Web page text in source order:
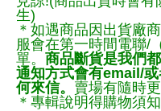
生)
＊如遇商品因出貨廠
服會在第一時間電聯/
單。 商品斷貨是我們
通知方式會有email/
何來信。 賣場有隨時
＊專輯說明得購物須